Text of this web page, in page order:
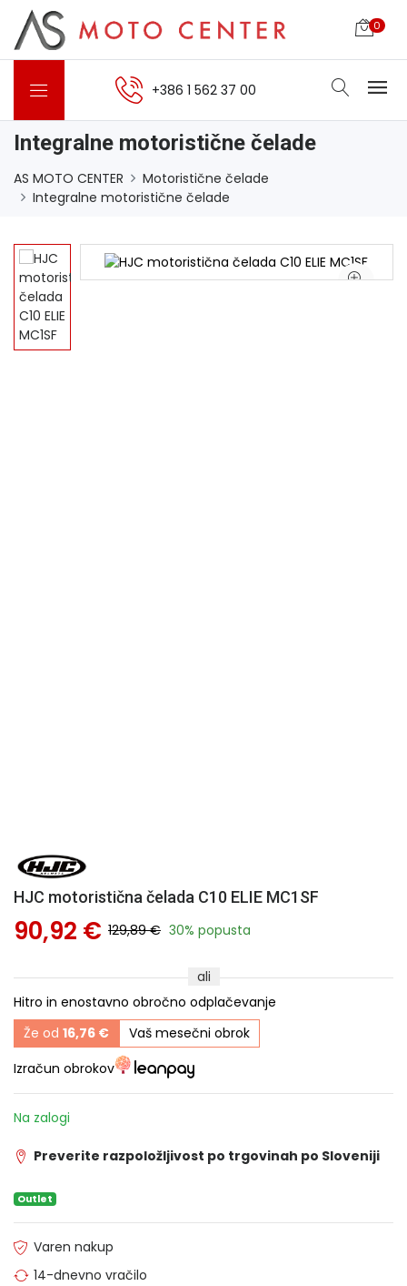
0
+386 1 562 37 00
Integralne motoristične čelade
AS MOTO CENTER
Motoristične čelade
Integralne motoristične čelade
HJC motoristična čelada C10 ELIE MC1SF
90,92 € 129,89 € 30% popusta
ali
Hitro in enostavno obročno odplačevanje
Že od 16,76 €
Vaš mesečni obrok
Izračun obrokov
Na zalogi
Preverite razpoložljivost po trgovinah po Sloveniji
Outlet
Varen nakup
14-dnevno vračilo